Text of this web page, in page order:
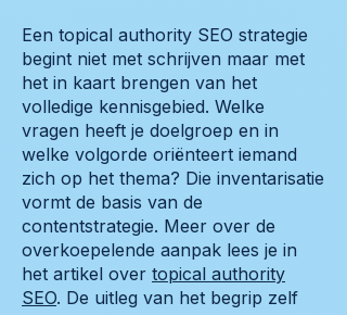
Een topical authority SEO strategie
begint niet met schrijven maar met
het in kaart brengen van het
volledige kennisgebied. Welke
vragen heeft je doelgroep en in
welke volgorde oriënteert iemand
zich op het thema? Die inventarisatie
vormt de basis van de
contentstrategie. Meer over de
overkoepelende aanpak lees je in
het artikel over topical authority
SEO. De uitleg van het begrip zelf